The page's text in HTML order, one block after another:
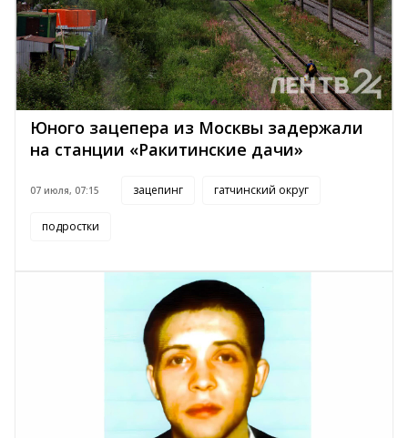
Юного зацепера из Москвы задержали
на станции «Ракитинские дачи»
07 июля, 07:15 зацепинг гатчинский округ
подростки